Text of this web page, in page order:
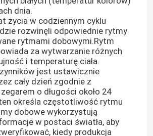
taśma LED
taśma LED
dnia.
życia w codziennym cyklu
rozwinęli odpowiednie rytmy
rytmami dobowymi.Rytm
za wytwarzanie różnych
i temperaturę ciała.
jest ustawicznie
cały dzień zgodnie z
o długości około 24
określa częstotliwość rytmu
dobowe wykorzystują
w postaci światła, aby
kiedy produkcja